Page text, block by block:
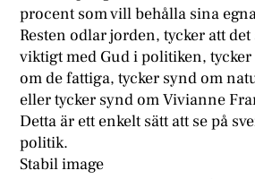
procent som vill behålla sina
Resten odlar jorden, tycker att det
viktigt med Gud i politiken,
om de fattiga, tycker synd om
eller tycker synd om Vivianne
Detta är ett enkelt sätt att se på
politik.
Stabil image